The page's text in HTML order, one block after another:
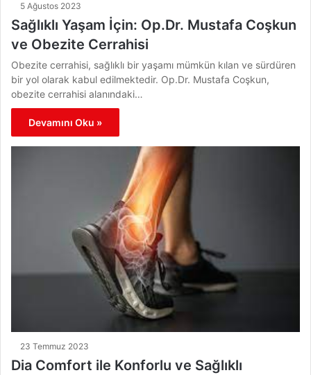
5 Ağustos 2023
Sağlıklı Yaşam İçin: Op.Dr. Mustafa Coşkun
ve Obezite Cerrahisi
Obezite cerrahisi, sağlıklı bir yaşamı mümkün kılan ve sürdüren
bir yol olarak kabul edilmektedir. Op.Dr. Mustafa Coşkun,
obezite cerrahisi alanındaki…
Devamını Oku »
23 Temmuz 2023
Dia Comfort ile Konforlu ve Sağlıklı